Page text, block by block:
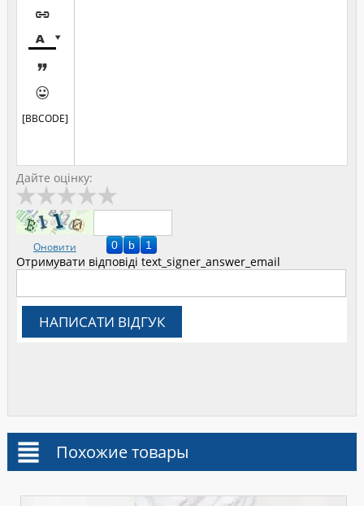





[BBCODE]
Дайте оцінку:
Оновити
Отримувати відповіді text_signer_answer_email
НАПИСАТИ ВІДГУК
Похожие товары